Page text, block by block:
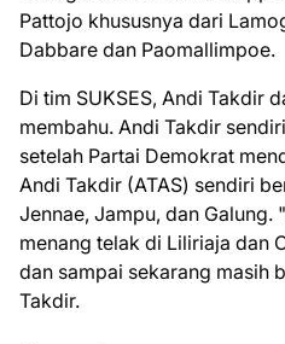
Pattojo khususnya dari
Dabbare dan Paomallimpoe.
Di tim SUKSES, Andi Takdir
membahu. Andi Takdir
setelah Partai Demokrat
Andi Takdir (ATAS) sendiri
Jennae, Jampu, dan Galung.
menang telak di Liliriaja dan
dan sampai sekarang masih
Takdir.